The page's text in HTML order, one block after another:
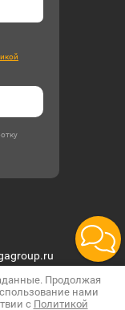
Продолжая
нами
с Политикой